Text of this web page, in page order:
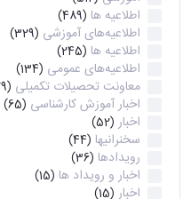
اطلاعیه ها (489)
اطلاعیه‌های‌ آموزشی (329)
اطلاعیه ها (245)
اطلاعیه‌های عمومی (134)
معاونت تحصیلات تکمیلی (79)
اخبار آموزش کارشناسی (65)
اخبار (52)
سخنرانیها (44)
رویدادها (36)
اخبار و رویداد ها (15)
اخبار (15)